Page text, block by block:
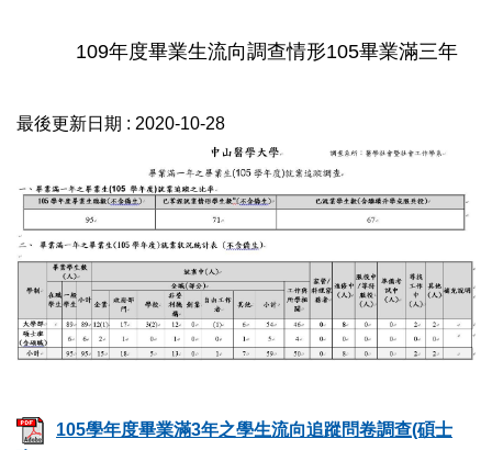
109年度畢業生流向調查情形105畢業滿三年
最後更新日期 : 2020-10-28
105學年度畢業滿3年之學生流向追蹤問卷調查(碩士